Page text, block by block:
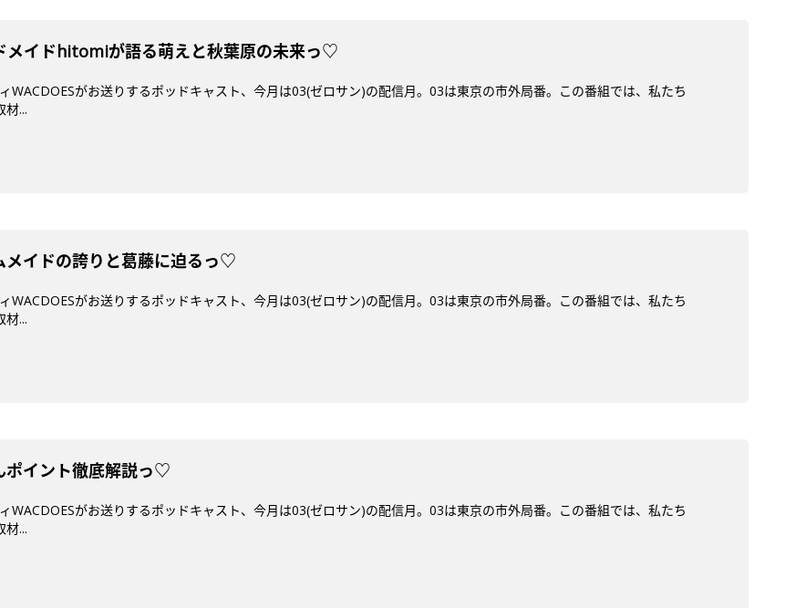
メイドhitomiが語る萌えと秋葉原の未来っ♡
WACDOESがお送りするポッドキャスト、今月は03(ゼロサン)の配信月。03は東京の市外局番。この番組では、私たち
材...
メイドの誇りと葛藤に迫るっ♡
WACDOESがお送りするポッドキャスト、今月は03(ゼロサン)の配信月。03は東京の市外局番。この番組では、私たち
材...
ポイント徹底解説っ♡
WACDOESがお送りするポッドキャスト、今月は03(ゼロサン)の配信月。03は東京の市外局番。この番組では、私たち
材...